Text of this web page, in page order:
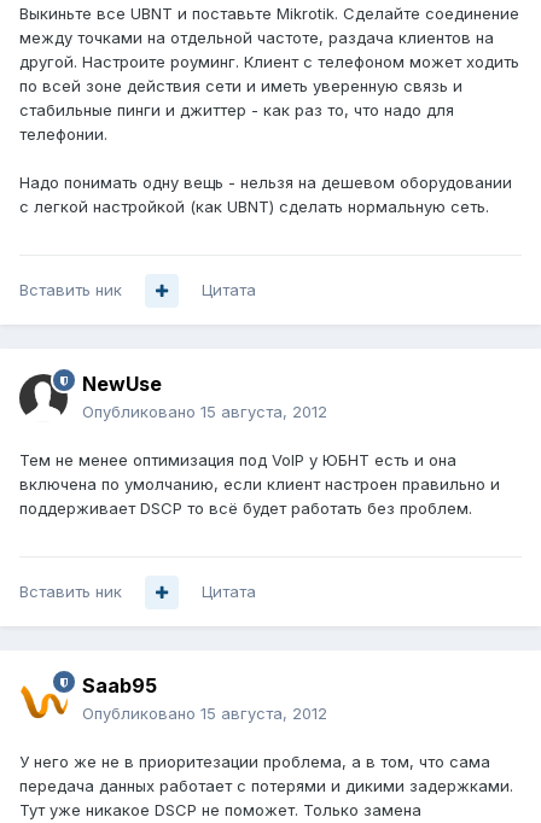
Выкиньте все UBNT и поставьте Mikrotik. Сделайте соединение
между точками на отдельной частоте, раздача клиентов на
другой. Настроите роуминг. Клиент с телефоном может ходить
по всей зоне действия сети и иметь уверенную связь и
стабильные пинги и джиттер - как раз то, что надо для
телефонии.
Надо понимать одну вещь - нельзя на дешевом оборудовании
с легкой настройкой (как UBNT) сделать нормальную сеть.
Вставить ник Цитата
NewUse
Опубликовано 15 августа, 2012
Тем не менее оптимизация под VoIP у ЮБНТ есть и она
включена по умолчанию, если клиент настроен правильно и
поддерживает DSCP то всё будет работать без проблем.
Вставить ник Цитата
Saab95
Опубликовано 15 августа, 2012
У него же не в приоритезации проблема, а в том, что сама
передача данных работает с потерями и дикими задержками.
Тут уже никакое DSCP не поможет. Только замена